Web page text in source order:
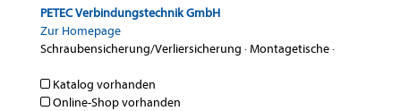
PETEC Verbindungstechnik GmbH
Zur Homepage
Schraubensicherung/Verliersicherung ·Montagetische·
Katalog vorhanden
Online-Shop vorhanden